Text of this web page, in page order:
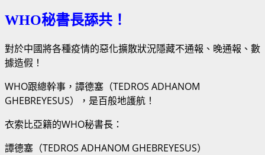
WHO秘書長舔共！
對於中國將各種疫情的惡化擴散狀況隱藏不通報、晚通報、數
據造假！
WHO跟總幹事，譚德塞（TEDROS ADHANOM
GHEBREYESUS），是百般地護航！
衣索比亞籍的WHO秘書長：
譚德塞（TEDROS ADHANOM GHEBREYESUS）